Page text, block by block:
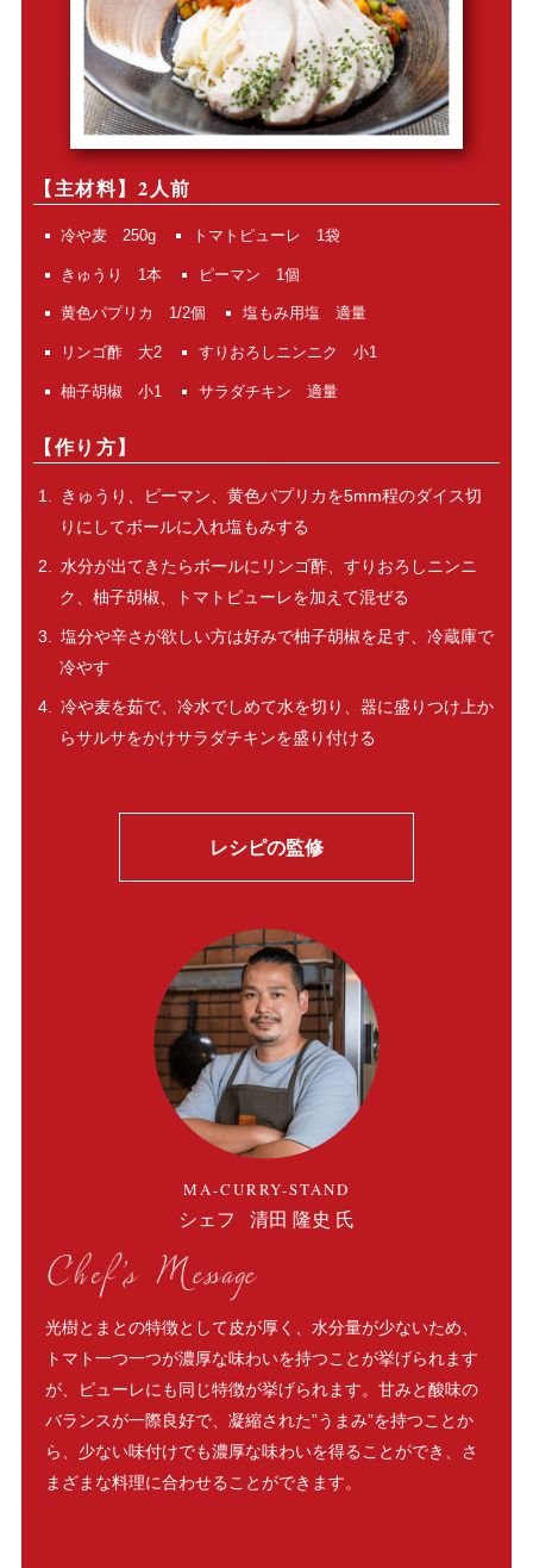
【主材料】2人前
冷や麦 250g トマトピューレ 1袋
きゅうり 1本 ピーマン 1個
黄色パプリカ 1/2個 塩もみ用塩 適量
リンゴ酢 大2 すりおろしニンニク 小1
柚子胡椒 小1 サラダチキン 適量
【作り方】
きゅうり、ピーマン、黄色パプリカを5mm程のダイス切
りにしてボールに入れ塩もみする
水分が出てきたらボールにリンゴ酢、すりおろしニンニ
ク、柚子胡椒、トマトピューレを加えて混ぜる
塩分や辛さが欲しい方は好みで柚子胡椒を足す、冷蔵庫で
冷やす
冷や麦を茹で、冷水でしめて水を切り、器に盛りつけ上か
らサルサをかけサラダチキンを盛り付ける
レシピの監修
MA-CURRY-STAND
シェフ 清田 隆史 氏
光樹とまとの特徴として皮が厚く、水分量が少ないため、
トマト一つ一つが濃厚な味わいを持つことが挙げられます
が、ピューレにも同じ特徴が挙げられます。甘みと酸味の
バランスが一際良好で、凝縮された”うまみ”を持つことか
ら、少ない味付けでも濃厚な味わいを得ることができ、さ
まざまな料理に合わせることができます。